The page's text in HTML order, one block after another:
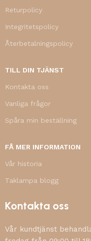
Returpolicy
Integritetspolicy
Återbetalningspolicy
TILL DIN TJÄNST
Kontakta oss
Vanliga frågor
Spåra min beställning
FÅ MER INFORMATION
Vår historia
Taklampa blogg
Kontakta oss
Vår kundtjänst